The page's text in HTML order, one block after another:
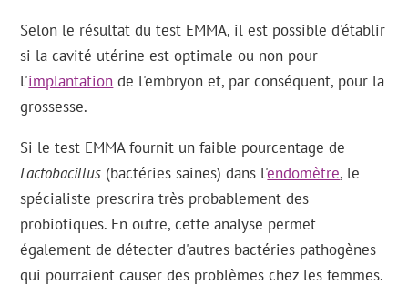
Selon le résultat du test EMMA, il est possible d'établir
si la cavité utérine est optimale ou non pour
l'implantation de l'embryon et, par conséquent, pour la
grossesse.
Si le test EMMA fournit un faible pourcentage de
Lactobacillus (bactéries saines) dans l'endomètre, le
spécialiste prescrira très probablement des
probiotiques. En outre, cette analyse permet
également de détecter d'autres bactéries pathogènes
qui pourraient causer des problèmes chez les femmes.